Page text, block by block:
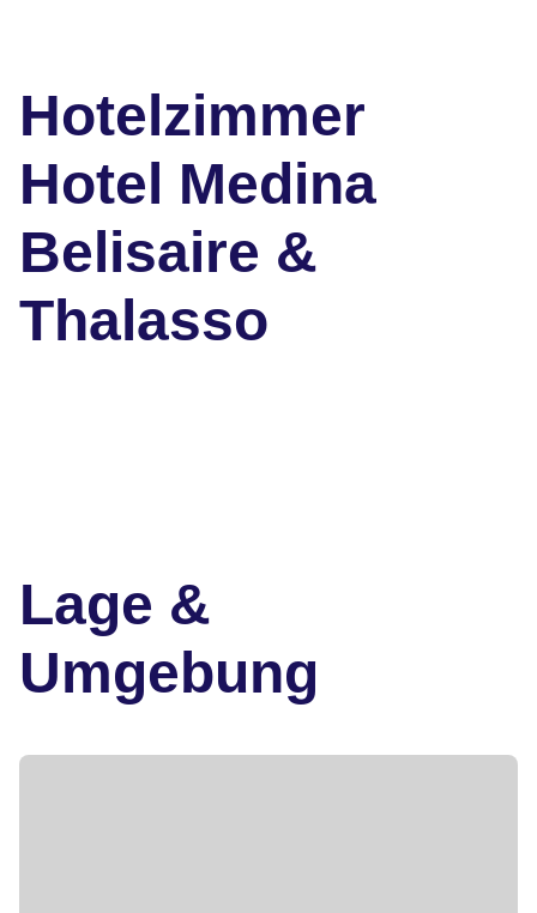
Hotelzimmer
Hotel Medina
Belisaire &
Thalasso
Lage &
Umgebung